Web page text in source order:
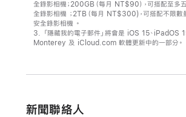
全錄影相機；200GB（每月 NT$90），可搭配至
全錄影相機 ；2TB（每月 NT$300)，可搭配不限
安全錄影相機 。
3. 「隱藏我的電子郵件」將會是 iOS 15、iPadOS
Monterey 及 iCloud.com 軟體更新中的一部分。
新聞聯絡人